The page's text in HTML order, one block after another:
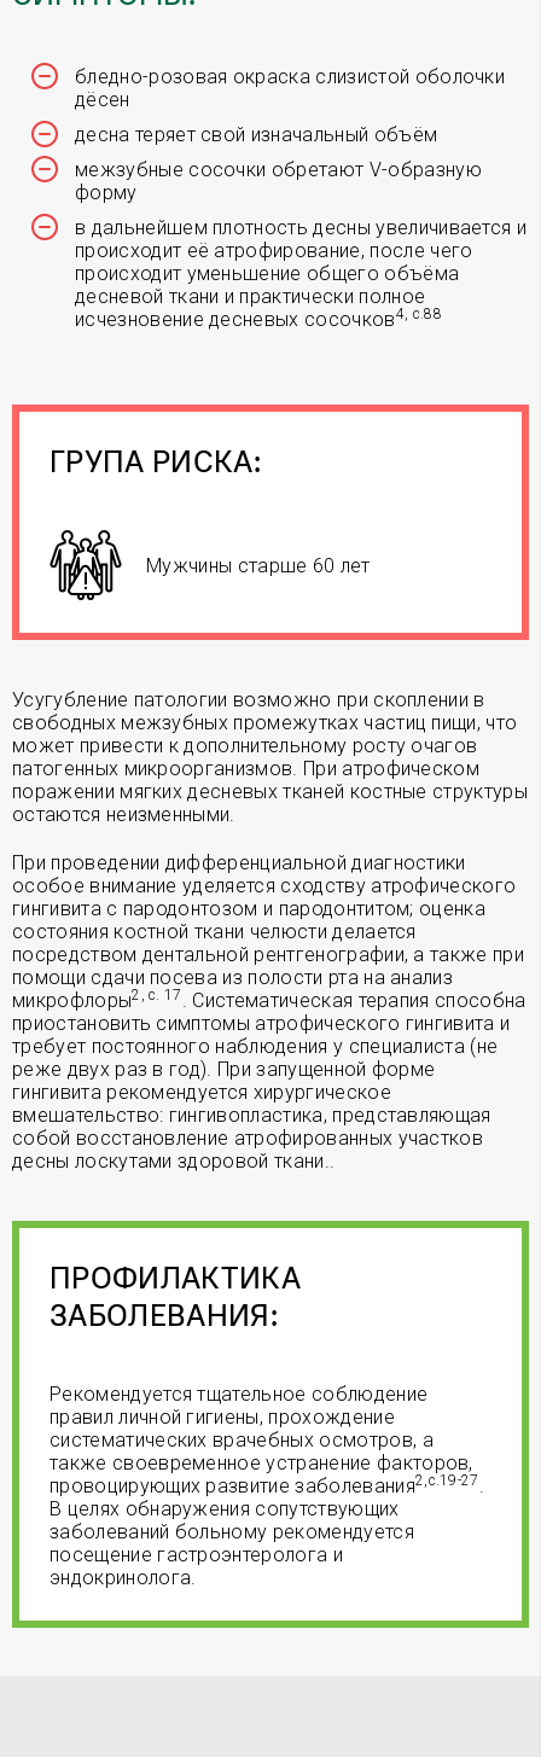
бледно-розовая окраска слизистой оболочки
дёсен
десна теряет свой изначальный объём
межзубные сосочки обретают V-образную
форму
в дальнейшем плотность десны увеличивается и
происходит её атрофирование, после чего
происходит уменьшение общего объёма
десневой ткани и практически полное
исчезновение десневых сосочков4, с.88
ГРУПА РИСКА:
Мужчины старше 60 лет
Усугубление патологии возможно при скоплении в
свободных межзубных промежутках частиц пищи, что
может привести к дополнительному росту очагов
патогенных микроорганизмов. При атрофическом
поражении мягких десневых тканей костные структуры
остаются неизменными.
При проведении дифференциальной диагностики
особое внимание уделяется сходству атрофического
гингивита с пародонтозом и пародонтитом; оценка
состояния костной ткани челюсти делается
посредством дентальной рентгенографии, а также при
помощи сдачи посева из полости рта на анализ
микрофлоры2, с. 17 . Систематическая терапия способна
приостановить симптомы атрофического гингивита и
требует постоянного наблюдения у специалиста (не
реже двух раз в год). При запущенной форме
гингивита рекомендуется хирургическое
вмешательство: гингивопластика, представляющая
собой восстановление атрофированных участков
десны лоскутами здоровой ткани..
ПРОФИЛАКТИКА
ЗАБОЛЕВАНИЯ:
Рекомендуется тщательное соблюдение
правил личной гигиены, прохождение
систематических врачебных осмотров, а
также своевременное устранение факторов,
провоцирующих развитие заболевания2,с.19-27 .
В целях обнаружения сопутствующих
заболеваний больному рекомендуется
посещение гастроэнтеролога и
эндокринолога.